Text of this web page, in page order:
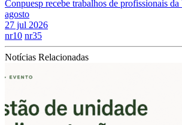
Conpuesp recebe trabalhos de profissionais
agosto
27 jul 2026
nr10 nr35
Notícias Relacionadas